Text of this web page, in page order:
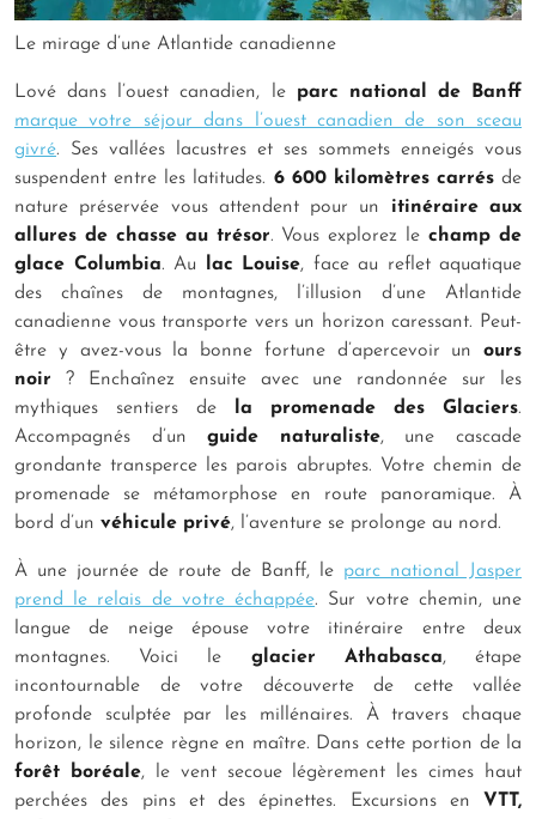
Le mirage d’une Atlantide canadienne
Lové dans l’ouest canadien, le parc national de Banff
marque votre séjour dans l’ouest canadien de son sceau
givré. Ses vallées lacustres et ses sommets enneigés vous
suspendent entre les latitudes. 6 600 kilomètres carrésde
nature préservée vous attendent pour un itinéraire aux
allures de chasse au trésor. Vous explorez lechamp de
glace Columbia. Au lac Louise, face au reflet aquatique
des chaînes de montagnes, l’illusion d’une Atlantide
canadienne vous transporte vers un horizon caressant. Peut-
être y avez-vous la bonne fortune d’apercevoir un ours
noir ? Enchaînez ensuite avec une randonnée sur les
mythiques sentiers de la promenade des Glaciers.
Accompagnés d’unguide naturaliste, une cascade
grondante transperce les parois abruptes. Votre chemin de
promenade se métamorphose en route panoramique. À
bord d’un véhicule privé, l’aventure se prolonge au nord.
À une journée de route de Banff, le parc national Jasper
prend le relais de votre échappée. Sur votre chemin, une
langue de neige épouse votre itinéraire entre deux
montagnes. Voici le glacier Athabasca, étape
incontournable de votre découverte de cette vallée
profonde sculptée par les millénaires. À travers chaque
horizon, le silence règne en maître. Dans cette portion de la
forêt boréale, le vent secoue légèrement les cimes haut
perchées des pins et des épinettes. Excursions en VTT,